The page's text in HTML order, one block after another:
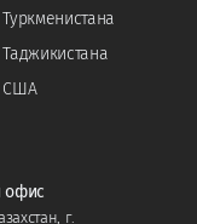
США
офис
г.